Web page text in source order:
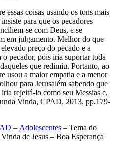
essas coisas usando os tons mais
para que os pecadores
se com Deus, e se
em julgamento. Melhor do que
preço do pecado e a
o pecador, pois iria suportar toda
que redimiu. Portanto, ao
usou a maior empatia e a menor
para Jerusalém sabendo que
rejeitá-lo como seu Messias e,
Vinda, CPAD, 2013, pp.179-
– Adolescentes – Tema do
de Jesus – Boa Esperança